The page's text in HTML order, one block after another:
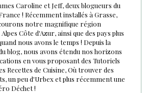
Caroline et Jeff, deux blogueurs du
! Récemment installés à Grasse,
notre magnifique région
Côte d'Azur, ainsi que des pays plus
nous avons le temps ! Depuis la
blog, nous avons étendu nos horizons
en vous proposant des Tutoriels
Recettes de Cuisine, Où trouver des
un peu d'Urbex et plus récemment une
Déchet !